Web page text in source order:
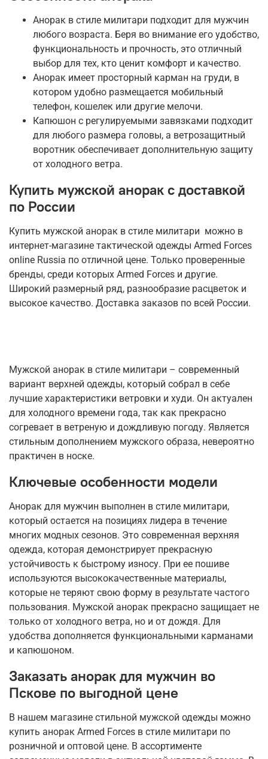
Анорак в стиле милитари подходит для мужчин
любого возраста. Беря во внимание его удобство,
функциональность и прочность, это отличный
выбор для тех, кто ценит комфорт и качество.
Анорак имеет просторный карман на груди, в
котором удобно размещается мобильный
телефон, кошелек или другие мелочи.
Капюшон с регулируемыми завязками подходит
для любого размера головы, а ветрозащитный
воротник обеспечивает дополнительную защиту
от холодного ветра.
Купить мужской анорак с доставкой
по России
Купить мужской анорак в стиле милитари можно в
интернет-магазине тактической одежды Armed Forces
online Russia по отличной цене. Только проверенные
бренды, среди которых Armed Forces и другие.
Широкий размерный ряд, разнообразие расцветок и
высокое качество. Доставка заказов по всей России.
Мужской анорак в стиле милитари – современный
вариант верхней одежды, который собрал в себе
лучшие характеристики ветровки и худи. Он актуален
для холодного времени года, так как прекрасно
согревает в ветреную и дождливую погоду. Является
стильным дополнением мужского образа, невероятно
практичен в носке.
Ключевые особенности модели
Анорак для мужчин выполнен в стиле милитари,
который остается на позициях лидера в течение
многих модных сезонов. Это современная верхняя
одежда, которая демонстрирует прекрасную
устойчивость к быстрому износу. При ее пошиве
используются высококачественные материалы,
которые не теряют свою форму в результате частого
пользования. Мужской анорак прекрасно защищает не
только от холодного ветра, но и от дождя. Для
удобства дополняется функциональными карманами
и капюшоном.
Заказать анорак для мужчин во
Пскове по выгодной цене
В нашем магазине стильной мужской одежды можно
купить анорак Armed Forces в стиле милитари по
розничной и оптовой цене. В ассортименте